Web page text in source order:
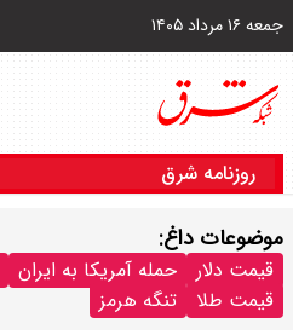
جمعه ۱۶ مرداد ۱۴۰۵
روزنامه شرق
موضوعات داغ:
قیمت دلار حمله آمریکا به ایران
قیمت طلا
تنگه هرمز